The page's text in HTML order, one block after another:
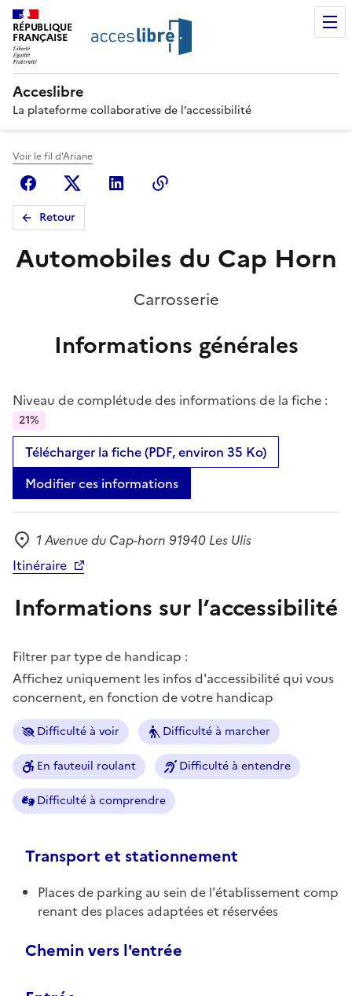
RÉPUBLIQUE
FRANÇAISE
Acceslibre
La plateforme collaborative de l’accessibilité
Voir le fil d'Ariane
FacebookX (anciennement Twitter)
Linkedin
Retour
Automobiles du Cap Horn
Carrosserie
Informations générales
Niveau de complétude des informations de la fiche :
21%
Télécharger la fiche (PDF, environ 35 Ko)
Modifier ces informations
Adresse
1 Avenue du Cap-horn 91940 Les Ulis
Itinéraire
Informations sur l’accessibilité
Filtrer par type de handicap :
Affichez uniquement les infos d'accessibilité qui vous
concernent, en fonction de votre handicap
Difficulté à voir Difficulté à marcher
En fauteuil roulant Difficulté à entendre
Difficulté à comprendre
Transport et stationnement
Places de parking au sein de l'établissement comp
renant des places adaptées et réservées
Chemin vers l'entrée